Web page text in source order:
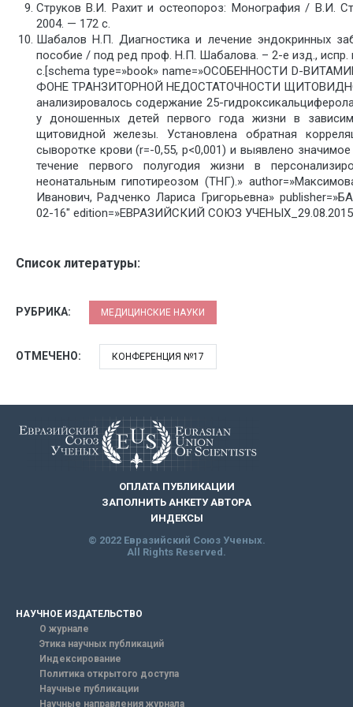
Струков В.И. Рахит и остеопороз: Монография / В.И.
2004. — 172 с.
Шабалов Н.П. Диагностика и лечение эндокринных
пособие / под ред проф. Н.П. Шабалова. – 2-е изд.,
с.[schema type=»book» name=»ОСОБЕННОСТИ D-
ФОНЕ ТРАНЗИТОРНОЙ НЕДОСТАТОЧНОСТИ
анализировалось содержание 25-
у доношенных детей первого года жизни в
щитовидной железы. Установлена обратная
сыворотке крови (r=-0,55, p<0,001) и выявлено
течение первого полугодия жизни в
неонатальным гипотиреозом (ТНГ).»
Иванович, Радченко Лариса Григорьевна»
02-16″ edition=»ЕВРАЗИЙСКИЙ СОЮЗ
Список литературы:
РУБРИКА: МЕДИЦИНСКИЕ НАУКИ
ОТМЕЧЕНО: КОНФЕРЕНЦИЯ №17
ОПЛАТА ПУБЛИКАЦИИ
ЗАПОЛНИТЬ АНКЕТУ АВТОРА
ИНДЕКСЫ
© 2022 Евразийский Союз Ученых.
All Rights Reserved.
НАУЧНОЕ ИЗДАТЕЛЬСТВО
О журнале
Этика научных публикаций
Индексирование
Политика открытого доступа
Научные публикации
Научные направления журнала